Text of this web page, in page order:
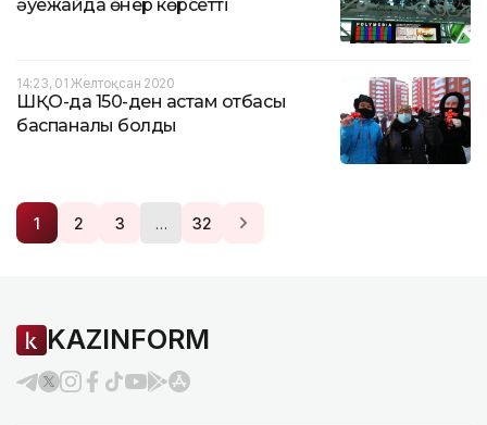
әуежайда өнер көрсетті
14:23, 01 Желтоқсан 2020
ШҚО-да 150-ден астам отбасы
баспаналы болды
1 2 3 … 32
KAZINFORM